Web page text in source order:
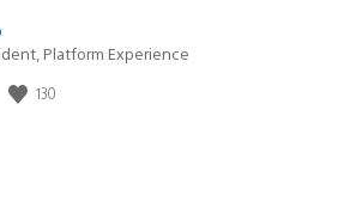
Platform Experience
130